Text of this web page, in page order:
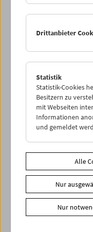
Ihre Mitgliedschaft
Ermäßigte Tickets,
können online nur
ausschließlich an der
Weitere Informationen
Vorschau Sept /
Regelmäßige
Programmarchiv
Drittanbieter
Statistik
Statistik-Cookies
Besitzern zu
mit Webseiten
Informationen
und gemeldet
Alle
Nur
Nur